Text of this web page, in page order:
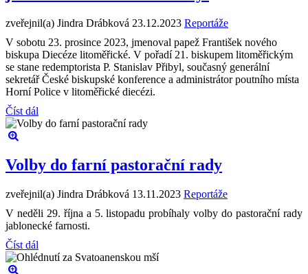
zveřejnil(a) Jindra Drábková 23.12.2023 Reportáže
V sobotu 23. prosince 2023, jmenoval papež František nového
biskupa Diecéze litoměřické. V pořadí 21. biskupem litoměřickým
se stane redemptorista P. Stanislav Přibyl, současný generální
sekretář České biskupské konference a administrátor poutního místa
Horní Police v litoměřické diecézi.
Číst dál
Volby do farní pastorační rady
zveřejnil(a) Jindra Drábková 13.11.2023 Reportáže
V neděli 29. října a 5. listopadu probíhaly volby do pastorační rady
jablonecké farnosti.
Číst dál